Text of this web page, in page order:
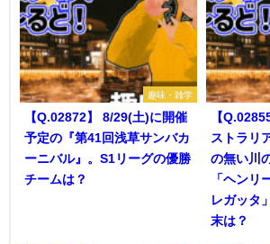
趣味・雑学
【Q.02872】 8/29(土)に開催
予定の『第41回浅草サンバカ
ーニバル』。S1リーグの優勝
チームは？
【
ストラリ
の無い川
「ヘンリ
レガッタ
末は？